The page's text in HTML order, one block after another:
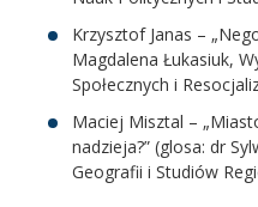
Krzysztof Janas –
Magdalena Łukasiuk,
Społecznych i
Maciej Misztal –
nadzieja?” (glosa: dr
Geografii i Studiów